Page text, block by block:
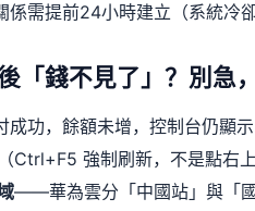
係需提前24小時建立（系統冷
「錢不見了」？別急
成功，餘額未增，控制台仍顯
（Ctrl+F5 強制刷新，不是點右
——華為雲分「中國站」與「